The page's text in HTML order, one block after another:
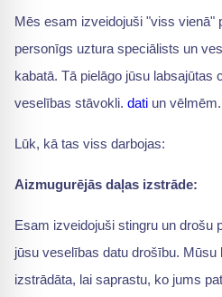
Mēs esam izveidojuši "viss vienā"
personīgs uztura speciālists un
kabatā. Tā pielāgo jūsu labsajūtas
veselības stāvokli. dati un vēlmēm.
Lūk, kā tas viss darbojas:
Aizmugurējās daļas izstrāde:
Esam izveidojuši stingru un drošu
jūsu veselības datu drošību. Mūsu
izstrādāta, lai saprastu, ko jums